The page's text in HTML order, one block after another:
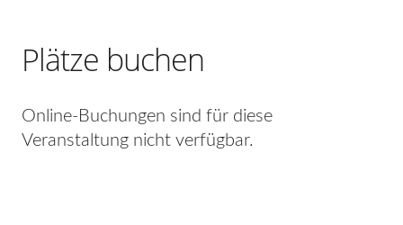
Plätze buchen
Online-Buchungen sind für diese
Veranstaltung nicht verfügbar.